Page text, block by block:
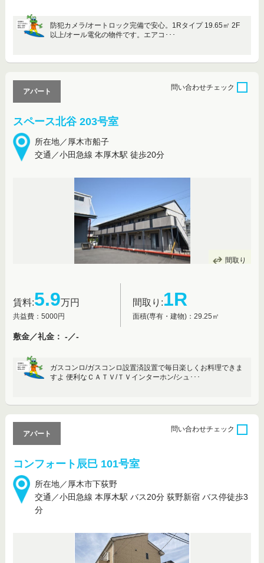
防犯カメラ/オートロック完備で安心。1Rタイプ 19.65㎡ 2F
以上/オール電化の物件です。エアコ･･･
スペース北谷 203号室
所在地／厚木市船子
交通／小田急線 本厚木駅 徒歩20分
アパート
問い合わせチェック
間取り
賃料:5.9万円
共益費：5000円
間取り:1R
面積(専有・建物)：29.25㎡
敷金／礼金： -／-
ガスコンロ/ガスコンロ設置済設置で毎日楽しくお料理できま
すよ 便利なＣＡＴＶ/ＴＶインターホン/シュ･･･
コンフォート辰巳 101号室
所在地／厚木市下荻野
交通／小田急線 本厚木駅 バス20分 荻野新宿 バス停徒歩3
分
アパート
問い合わせチェック